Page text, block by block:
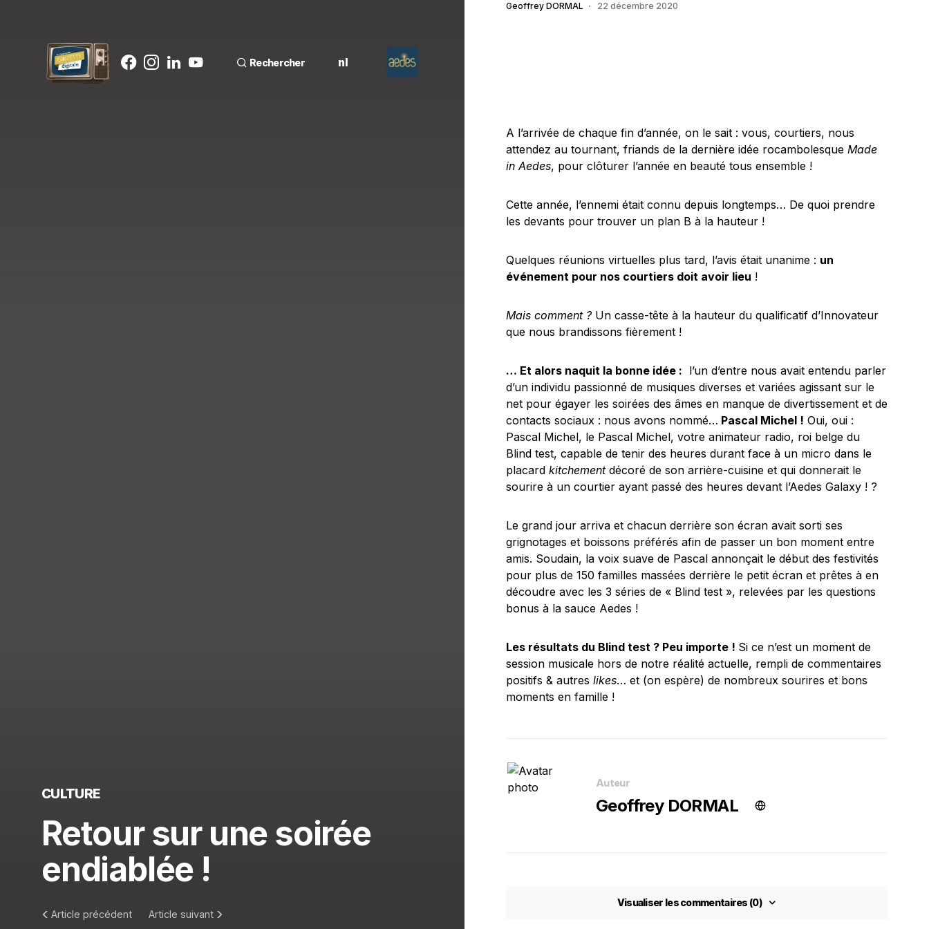
Rechercher nl
CULTURE
Retour sur une soirée
endiablée !
Article précédent Article suivant
Geoffrey DORMAL 22 décembre 2020
A l’arrivée de chaque fin d’année, on le sait : vous, courtiers, nous
attendez au tournant, friands de la dernière idée rocambolesque Made
in Aedes, pour clôturer l’année en beauté tous ensemble !
Cette année, l’ennemi était connu depuis longtemps… De quoi prendre
les devants pour trouver un plan B à la hauteur !
Quelques réunions virtuelles plus tard, l’avis était unanime : un
événement pour nos courtiers doit avoir lieu !
Mais comment ?Un casse-tête à la hauteur du qualificatif d’Innovateur
que nous brandissons fièrement !
… Et alors naquit la bonne idée : l’un d’entre nous avait entendu parler
d’un individu passionné de musiques diverses et variées agissant sur le
net pour égayer les soirées des âmes en manque de divertissement et de
contacts sociaux : nous avons nommé… Pascal Michel ! Oui, oui :
Pascal Michel, le Pascal Michel, votre animateur radio, roi belge du
Blind test, capable de tenir des heures durant face à un micro dans le
placard kitchementdécoré de son arrière-cuisine et qui donnerait le
sourire à un courtier ayant passé des heures devant l’Aedes Galaxy ! ?
Le grand jour arriva et chacun derrière son écran avait sorti ses
grignotages et boissons préférés afin de passer un bon moment entre
amis. Soudain, la voix suave de Pascal annonçait le début des festivités
pour plus de 150 familles massées derrière le petit écran et prêtes à en
découdre avec les 3 séries de « Blind test », relevées par les questions
bonus à la sauce Aedes !
Les résultats du Blind test ? Peu importe ! Si ce n’est un moment de
session musicale hors de notre réalité actuelle, rempli de commentaires
positifs & autres likes… et (on espère) de nombreux sourires et bons
moments en famille !
Auteur
Geoffrey DORMAL
Visualiser les commentaires (0)